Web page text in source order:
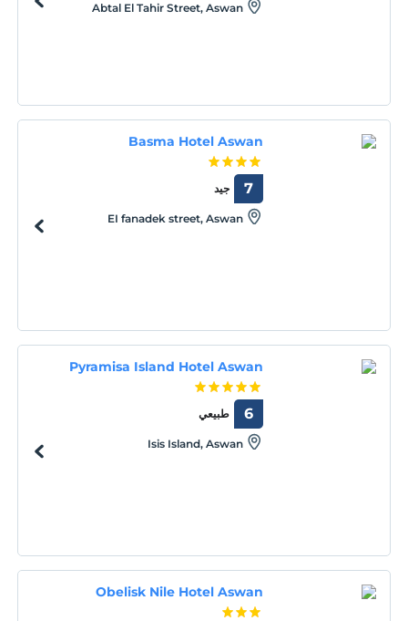
Abtal El Tahir Street, Aswan
Basma Hotel Aswan
جيد 7
EI fanadek street, Aswan
Pyramisa Island Hotel Aswan
طبيعي 6
Isis Island, Aswan
Obelisk Nile Hotel Aswan